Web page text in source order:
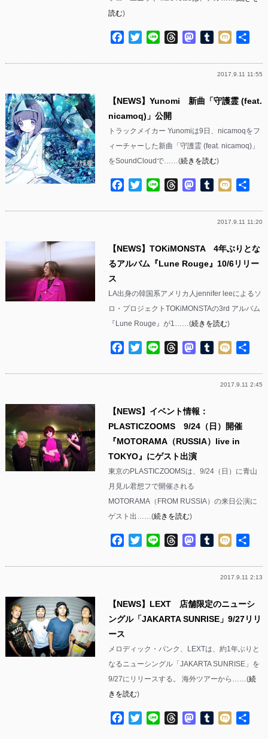
読む)
Facebook
TwitterLine ThreadsMastodon
Tumblr
Mixi
2017.9.11 11:55
【NEWS】Yunomi 新曲「守護霊 (feat.
nicamoq)」公開
トラックメイカー Yunomiは9日、nicamoqをフ
ィーチャーした新曲「守護霊 (feat. nicamoq)」
をSoundCloudで……(続きを読む)
Facebook
TwitterLine ThreadsMastodon
Tumblr
Mixi
2017.9.11 11:20
【NEWS】TOKiMONSTA 4年ぶりとな
るアルバム『Lune Rouge』10/6リリー
ス
LA出身の韓国系アメリカ人jennifer leeによるソ
ロ・プロジェクトTOKiMONSTAの3rd アルバム
『Lune Rouge』が1……(続きを読む)
Facebook
TwitterLine ThreadsMastodon
Tumblr
Mixi
2017.9.11 2:45
【NEWS】イベント情報：
PLASTICZOOMS 9/24（日）開催
『MOTORAMA（RUSSIA）live in
TOKYO』にゲスト出演
東京のPLASTICZOOMSは、9/24（日）に青山
月見ル君想フで開催される
MOTORAMA（FROM RUSSIA）の来日公演に
ゲスト出……(続きを読む)
Facebook
TwitterLine ThreadsMastodon
Tumblr
Mixi
2017.9.11 2:13
【NEWS】LEXT 店舗限定のニューシ
ングル「JAKARTA SUNRISE」9/27リリ
ース
メロディック・パンク、LEXTは、約1年ぶりと
なるニューシングル「JAKARTA SUNRISE」を
9/27にリリースする。 海外ツアーから……(続
きを読む)
Facebook
TwitterLine ThreadsMastodon
Tumblr
Mixi